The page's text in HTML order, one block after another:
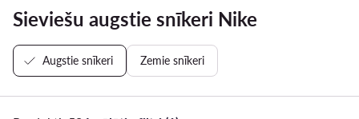
Sieviešu augstie snīkeri Nike
Augstie snīkeri Zemie snīkeri